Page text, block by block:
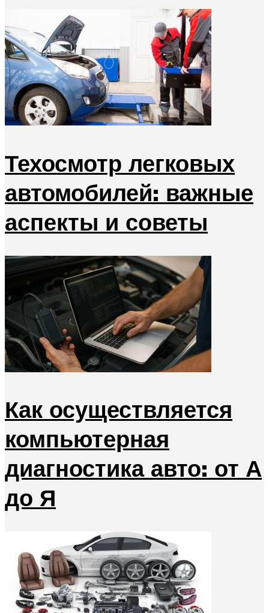
Техосмотр легковых
автомобилей: важные
аспекты и советы
Как осуществляется
компьютерная
диагностика авто: от А
до Я